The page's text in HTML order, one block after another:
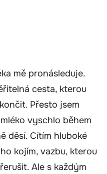
mě pronásleduje.
cesta, kterou
Přesto jsem
vyschlo během
děsí. Cítím hluboké
kojím, vazbu, kterou
Ale s každým